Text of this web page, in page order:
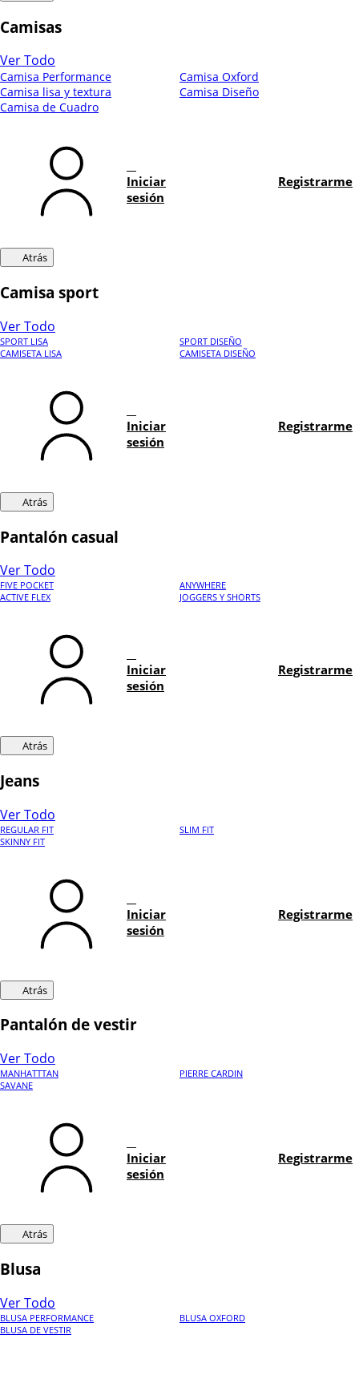
Camisas
Ver Todo
Camisa Performance
Camisa Oxford
Camisa lisa y textura
Camisa Diseño
Camisa de Cuadro
Iniciar
sesión
Registrarme
Atrás
Camisa sport
Ver Todo
SPORT LISA
SPORT DISEÑO
CAMISETA LISA
CAMISETA DISEÑO
Iniciar
sesión
Registrarme
Atrás
Pantalón casual
Ver Todo
FIVE POCKET
ANYWHERE
ACTIVE FLEX
JOGGERS Y SHORTS
Iniciar
sesión
Registrarme
Atrás
Jeans
Ver Todo
REGULAR FIT
SLIM FIT
SKINNY FIT
Iniciar
sesión
Registrarme
Atrás
Pantalón de vestir
Ver Todo
MANHATTTAN
PIERRE CARDIN
SAVANE
Iniciar
sesión
Registrarme
Atrás
Blusa
Ver Todo
BLUSA PERFORMANCE
BLUSA OXFORD
BLUSA DE VESTIR